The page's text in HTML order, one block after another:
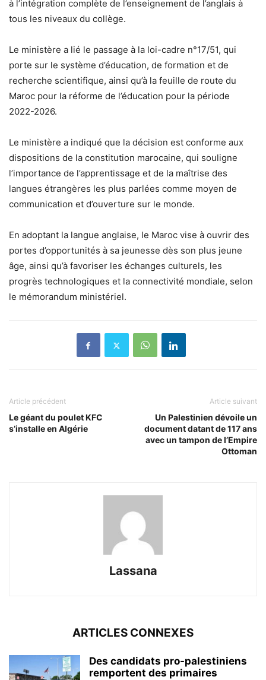
à l’intégration complète de l’enseignement de l’anglais à
tous les niveaux du collège.
Le ministère a lié le passage à la loi-cadre n°17/51, qui
porte sur le système d’éducation, de formation et de
recherche scientifique, ainsi qu’à la feuille de route du
Maroc pour la réforme de l’éducation pour la période
2022-2026.
Le ministère a indiqué que la décision est conforme aux
dispositions de la constitution marocaine, qui souligne
l’importance de l’apprentissage et de la maîtrise des
langues étrangères les plus parlées comme moyen de
communication et d’ouverture sur le monde.
En adoptant la langue anglaise, le Maroc vise à ouvrir des
portes d’opportunités à sa jeunesse dès son plus jeune
âge, ainsi qu’à favoriser les échanges culturels, les
progrès technologiques et la connectivité mondiale, selon
le mémorandum ministériel.
Article précédent
Le géant du poulet KFC
s’installe en Algérie
Article suivant
Un Palestinien dévoile un
document datant de 117 ans
avec un tampon de l’Empire
Ottoman
Lassana
ARTICLES CONNEXES
Des candidats pro-palestiniens
remportent des primaires